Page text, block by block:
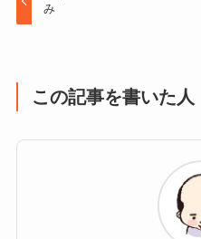
み
この記事を書いた人